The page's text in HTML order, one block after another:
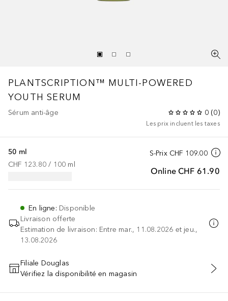
PLANTSCRIPTION™ MULTI-POWERED
YOUTH SERUM
Sérum anti-âge 0 (0)
Les prix incluent les taxes
S-Prix CHF 109.00
Online CHF 61.90
50 ml
CHF 123.80 / 100 ml
En ligne: Disponible
Livraison offerte
Estimation de livraison: Entre mar., 11.08.2026 et jeu.,
13.08.2026
AJOUTER AU PANIER
Filiale Douglas
Vérifiez la disponibilité en magasin